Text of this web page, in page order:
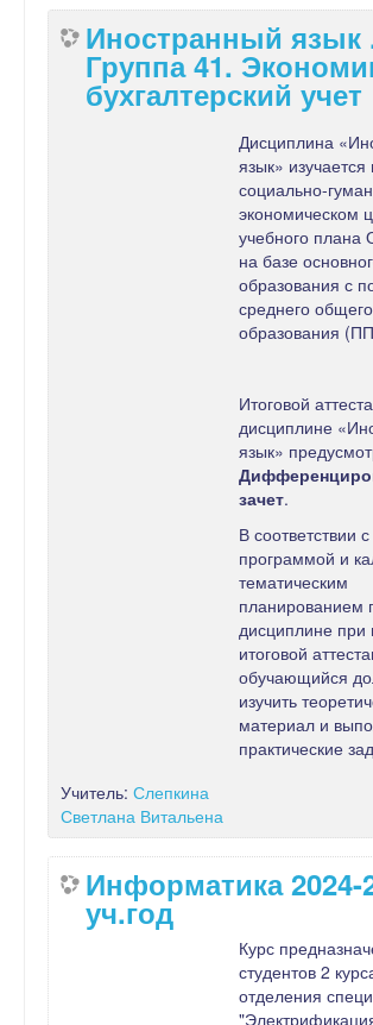
Иностранный язык
Группа 41.
бухгалтерский учет
Дисциплина
язык»
социально-
экономическом
учебного
на базе
образования с
среднего общего
образования
Итоговой
дисциплине
язык»
зачет.
В соответствии
программой и
тематическим
планированием
дисциплине при
итоговой
обучающийся
изучить
материал и
практические
Учитель: Слепкина
Светлана Витальена
Информатика 2024-
уч.год
Курс
студентов 2
отделения